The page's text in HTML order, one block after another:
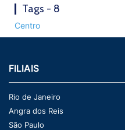
Tags - 8
Centro
FILIAIS
Rio de Janeiro
Angra dos Reis
São Paulo